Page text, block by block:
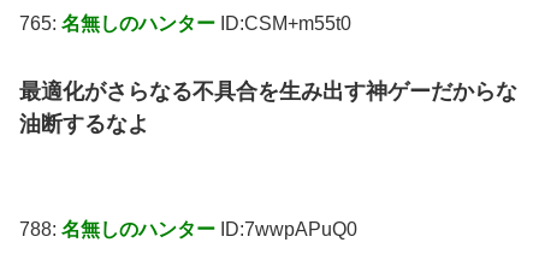
765: 名無しのハンター ID:CSM+m55t0
最適化がさらなる不具合を生み出す神ゲーだからな
油断するなよ
788: 名無しのハンター ID:7wwpAPuQ0